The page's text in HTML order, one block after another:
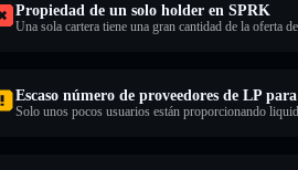
Propiedad de un solo holder en SPRK
Una sola cartera tiene una gran cantidad de la oferta
Escaso número de proveedores de LP
Solo unos pocos usuarios están proporcionando